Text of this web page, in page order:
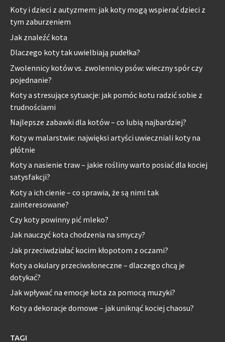
Koty i dzieci z autyzmem: jak koty mogą wspierać dzieci z
tym zaburzeniem
Jak znaleźć kota
Dlaczego koty tak uwielbiają pudełka?
Zwolennicy kotów vs. zwolennicy psów: wieczny spór czy
pojednanie?
Koty a stresujące sytuacje: jak pomóc kotu radzić sobie z
trudnościami
Najlepsze zabawki dla kotów – co lubią najbardziej?
Koty w malarstwie: najwięksi artyści uwieczniali koty na
płótnie
Koty a nasienie traw – jakie rośliny warto posiać dla kociej
satysfakcji?
Koty a ich cienie – co sprawia, że są nimi tak
zainteresowane?
Czy koty powinny pić mleko?
Jak nauczyć kota chodzenia na smyczy?
Jak przeciwdziałać kocim kłopotom z oczami?
Koty a okulary przeciwsłoneczne – dlaczego chcą je
dotykać?
Jak wpływać na emocje kota za pomocą muzyki?
Koty a dekoracje domowe – jak uniknąć kociej chaosu?
TAGI